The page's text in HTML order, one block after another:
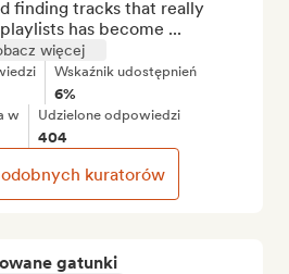
gatunki
finding tracks that really
has become ...
więcej
Wskaźnik udostępnień
6%
w Udzielone odpowiedzi
404
kuratorów